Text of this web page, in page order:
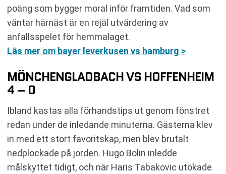
poäng som bygger moral inför framtiden. Vad som
väntar härnäst är en rejäl utvärdering av
anfallsspelet för hemmalaget.
Läs mer om bayer leverkusen vs hamburg >
MÖNCHENGLADBACH VS HOFFENHEIM
4 – 0
Ibland kastas alla förhandstips ut genom fönstret
redan under de inledande minuterna. Gästerna klev
in med ett stort favoritskap, men blev brutalt
nedplockade på jorden. Hugo Bolin inledde
målskyttet tidigt, och när Haris Tabakovic utökade